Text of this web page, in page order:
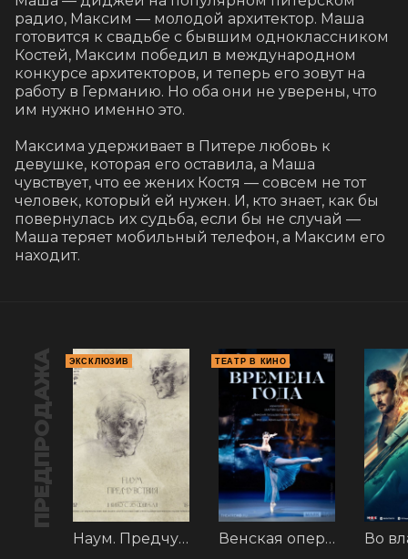
радио, Максим — молодой архитектор. Маша
готовится к свадьбе с бывшим одноклассником
Костей, Максим победил в международном
конкурсе архитекторов, и теперь его зовут на
работу в Германию. Но оба они не уверены, что
им нужно именно это.
Максима удерживает в Питере любовь к
девушке, которая его оставила, а Маша
чувствует, что ее жених Костя — совсем не тот
человек, который ей нужен. И, кто знает, как бы
повернулась их судьба, если бы не случай —
Маша теряет мобильный телефон, а Максим его
находит.
ПРЕДПРОДАЖА ЭКСКЛЮЗИВ
Наум. Предчувствия
ТЕАТР В КИНО
Венская опера: Времена года